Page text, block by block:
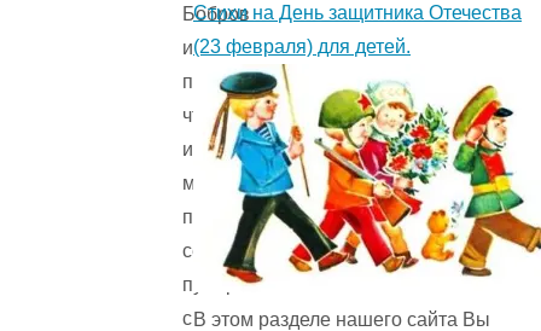
Бобров
и
пожаловался,
что
из
медпункта
пропали
семь
пузырьков
с
Стихи на День защитника Отечества
(23 февраля) для детей.
В этом разделе нашего сайта Вы